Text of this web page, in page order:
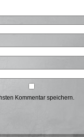
Kommentar speichern.